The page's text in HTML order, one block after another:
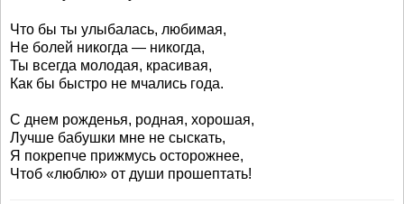
Что бы ты улыбалась, любимая,
Не болей никогда — никогда,
Ты всегда молодая, красивая,
Как бы быстро не мчались года.
С днем рожденья, родная, хорошая,
Лучше бабушки мне не сыскать,
Я покрепче прижмусь осторожнее,
Чтоб «люблю» от души прошептать!